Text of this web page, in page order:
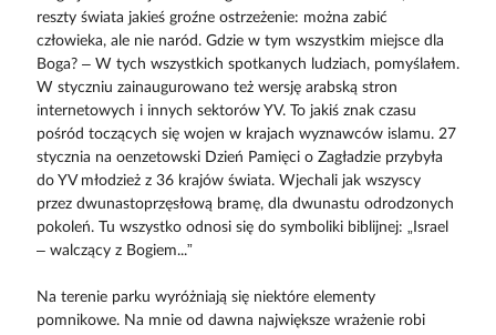
reszty świata jakieś groźne ostrzeżenie: można zabić
człowieka, ale nie naród. Gdzie w tym wszystkim miejsce dla
Boga? – W tych wszystkich spotkanych ludziach, pomyślałem.
W styczniu zainaugurowano też wersję arabską stron
internetowych i innych sektorów YV. To jakiś znak czasu
pośród toczących się wojen w krajach wyznawców islamu. 27
stycznia na oenzetowski Dzień Pamięci o Zagładzie przybyła
do YV młodzież z 36 krajów świata. Wjechali jak wszyscy
przez dwunastoprzęsłową bramę, dla dwunastu odrodzonych
pokoleń. Tu wszystko odnosi się do symboliki biblijnej: „Israel
– walczący z Bogiem...”
Na terenie parku wyróżniają się niektóre elementy
pomnikowe. Na mnie od dawna największe wrażenie robi